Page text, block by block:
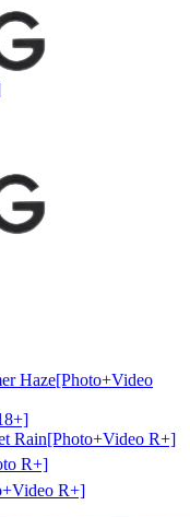
Haze[Photo+Video
Rain[Photo+Video R+]
R+]
R+]